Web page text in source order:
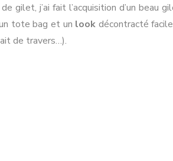
gilet, j’ai fait l’acquisition d’un beau
tote bag et un look décontracté
de travers…).